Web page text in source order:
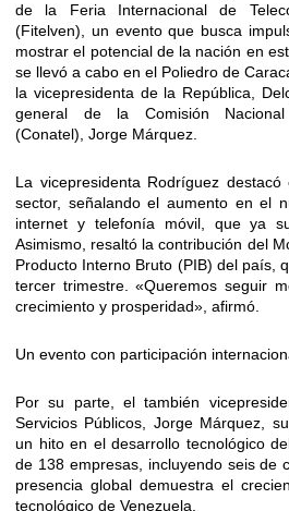
de la Feria Internacional de
(Fitelven), un evento que busca
mostrar el potencial de la nación en
se llevó a cabo en el Poliedro de
la vicepresidenta de la República,
general de la Comisión Nacional
(Conatel), Jorge Márquez.
La vicepresidenta Rodríguez
sector, señalando el aumento en el
internet y telefonía móvil, que ya
Asimismo, resaltó la contribución del
Producto Interno Bruto (PIB) del país,
tercer trimestre. «Queremos seguir
crecimiento y prosperidad», afirmó.
Un evento con participación
Por su parte, el también
Servicios Públicos, Jorge Márquez,
un hito en el desarrollo tecnológico
de 138 empresas, incluyendo seis de
presencia global demuestra el
tecnológico de Venezuela.